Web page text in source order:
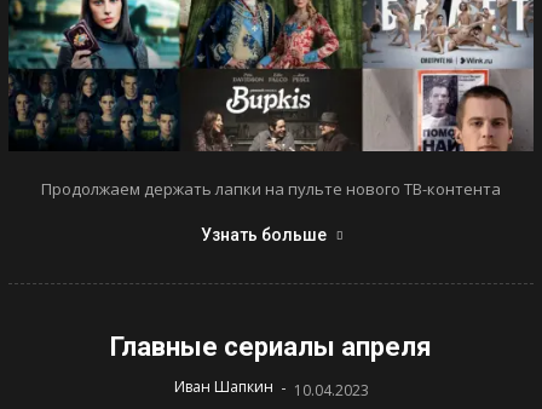
Продолжаем держать лапки на пульте нового ТВ-контента
Узнать больше
Главные сериалы апреля
Иван Шапкин - 10.04.2023